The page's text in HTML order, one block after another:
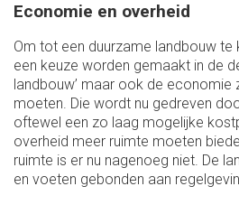
Economie en overheid
Om tot een duurzame landbouw
een keuze worden gemaakt in de
landbouw’ maar ook de economie
moeten. Die wordt nu gedreven
oftewel een zo laag mogelijke
overheid meer ruimte moeten
ruimte is er nu nagenoeg niet. De
en voeten gebonden aan